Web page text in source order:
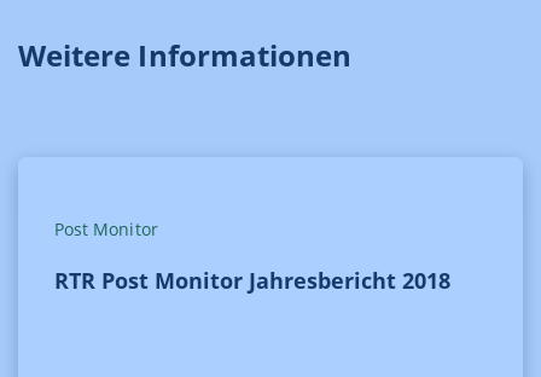
Weitere Informationen
Post Monitor
RTR Post Monitor Jahresbericht 2018